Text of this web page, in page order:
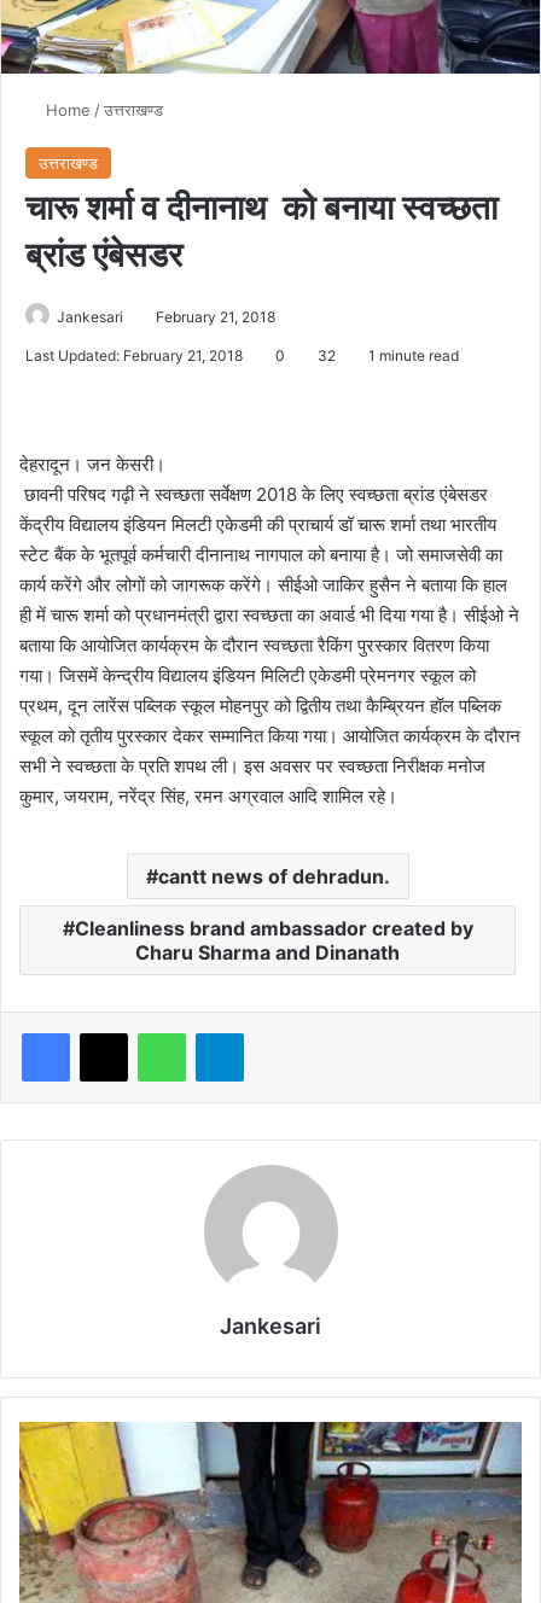
Home /उत्तराखण्ड
उत्तराखण्ड
चारू शर्मा व दीनानाथ को बनाया स्वच्छता
ब्रांड एंबेसडर
Jankesari February 21, 2018
Last Updated: February 21, 2018 0 32 1 minute read
देहरादून। जन केसरी।
छावनी परिषद गढ़ी ने स्वच्छता सर्वेक्षण 2018 के लिए स्वच्छता ब्रांड एंबेसडर
केंद्रीय विद्यालय इंडियन मिलटी एकेडमी की प्राचार्य डॉ चारू शर्मा तथा भारतीय
स्टेट बैंक के भूतपूर्व कर्मचारी दीनानाथ नागपाल को बनाया है। जो समाजसेवी का
कार्य करेंगे और लोगों को जागरूक करेंगे। सीईओ जाकिर हुसैन ने बताया कि हाल
ही में चारू शर्मा को प्रधानमंत्री द्वारा स्वच्छता का अवार्ड भी दिया गया है। सीईओ ने
बताया कि आयोजित कार्यक्रम के दौरान स्वच्छता रैकिंग पुरस्कार वितरण किया
गया। जिसमें केन्द्रीय विद्यालय इंडियन मिलिटी एकेडमी प्रेमनगर स्कूल को
प्रथम, दून लारेंस पब्लिक स्कूल मोहनपुर को द्वितीय तथा कैम्ब्रियन हॉल पब्लिक
स्कूल को तृतीय पुरस्कार देकर सम्मानित किया गया। आयोजित कार्यक्रम के दौरान
सभी ने स्वच्छता के प्रति शपथ ली। इस अवसर पर स्वच्छता निरीक्षक मनोज
कुमार, जयराम, नरेंद्र सिंह, रमन अग्रवाल आदि शामिल रहे।
cantt news of dehradun.
Cleanliness brand ambassador created by
Charu Sharma and Dinanath
Jankesari
आ
धु
नि
क
ए
जें
सी